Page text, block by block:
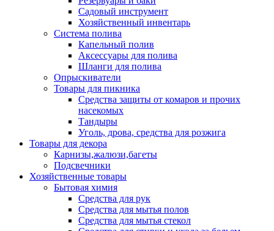
Садовый инструмент
Хозяйственный инвентарь
Система полива
Капельный полив
Аксессуары для полива
Шланги для полива
Опрыскиватели
Товары для пикника
Средства защиты от комаров и прочих
насекомых
Тандыры
Уголь, дрова, средства для розжига
Товары для декора
Карнизы,жалюзи,багеты
Подсвечники
Хозяйственные товары
Бытовая химия
Средства для рук
Средства для мытья полов
Средства для мытья стекол